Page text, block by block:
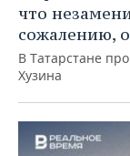
что
сожалению,
В Татарстане
Хузина